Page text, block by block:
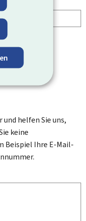
helfen Sie uns,
keine
Beispiel Ihre E-Mail-